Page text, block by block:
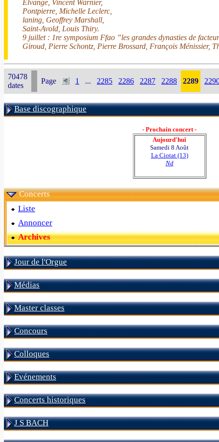
Elvange, Vincent Warnier,
Pontpierre, Michelle Leclerc,
laning, Geoffrey Marshall,
Saint-Avold, Louis Thiry.
9 juillet : 1re symposium Ffao ”les grandes dynasties de
Giroud, Pierre Schontz, Pierre Brossard, François Ménissier,
70478
dates
Page 1 ... 2285 2286 2287 2288 2289
Base discographique
- Prochain concert -
Aujourd'hui
Samedi 8 Août
La Ciotat (13)
Nd
Concerts
Liste
Annoncer
Archives
Jour de l'Orgue
Médias
Master classes
Concours
Colloques
Evénements
Concerts historiques
J S BACH